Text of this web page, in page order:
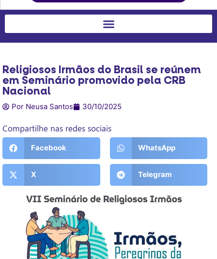
Religiosos Irmãos do Brasil se reúnem
em Seminário promovido pela CRB
Nacional
Por Neusa Santos 30/10/2025
Compartilhe nas redes sociais
Facebook WhatsApp
X Telegram